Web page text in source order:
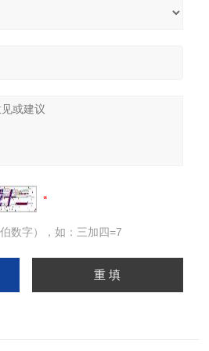
数字），如：三加四=7